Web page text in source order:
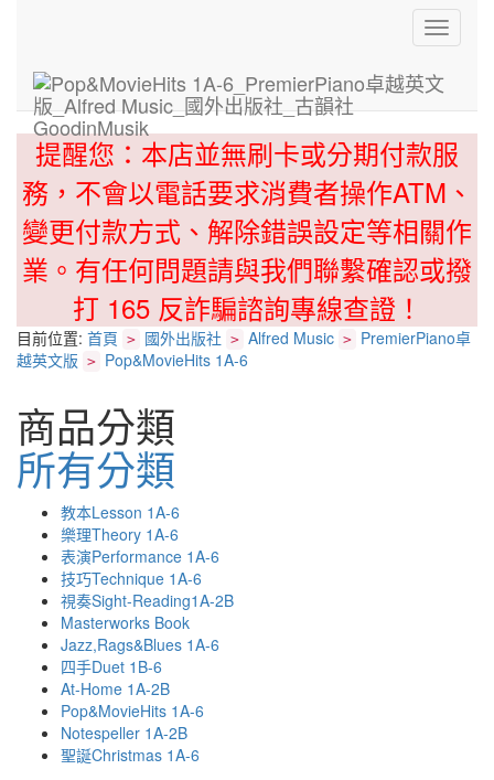
Toggle
提醒您：本店並無刷卡或分期付款服
務，不會以電話要求消費者操作ATM、
變更付款方式、解除錯誤設定等相關作
業。有任何問題請與我們聯繫確認或撥
打 165 反詐騙諮詢專線查證！
目前位置: 首頁 > 國外出版社 > Alfred Music > PremierPiano卓
越英文版 > Pop&MovieHits 1A-6
商品分類
所有分類
教本Lesson 1A-6
樂理Theory 1A-6
表演Performance 1A-6
技巧Technique 1A-6
視奏Sight-Reading1A-2B
Masterworks Book
Jazz,Rags&Blues 1A-6
四手Duet 1B-6
At-Home 1A-2B
Pop&MovieHits 1A-6
Notespeller 1A-2B
聖誕Christmas 1A-6